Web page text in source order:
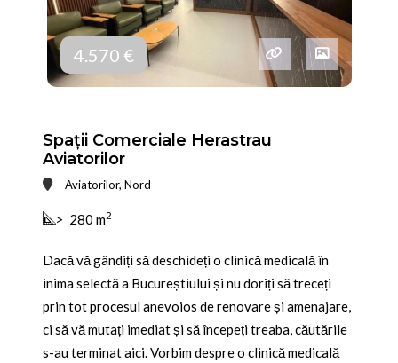
4.570 €
Spații Comerciale Herastrau
Aviatorilor
Aviatorilor, Nord
> 280 m2
Dacă vă gândiți să deschideți o clinică medicală în
inima selectă a Bucureștiului și nu doriți să treceți
prin tot procesul anevoios de renovare și amenajare,
ci să vă mutați imediat și să începeți treaba, căutările
s-au terminat aici. Vorbim despre o clinică medicală